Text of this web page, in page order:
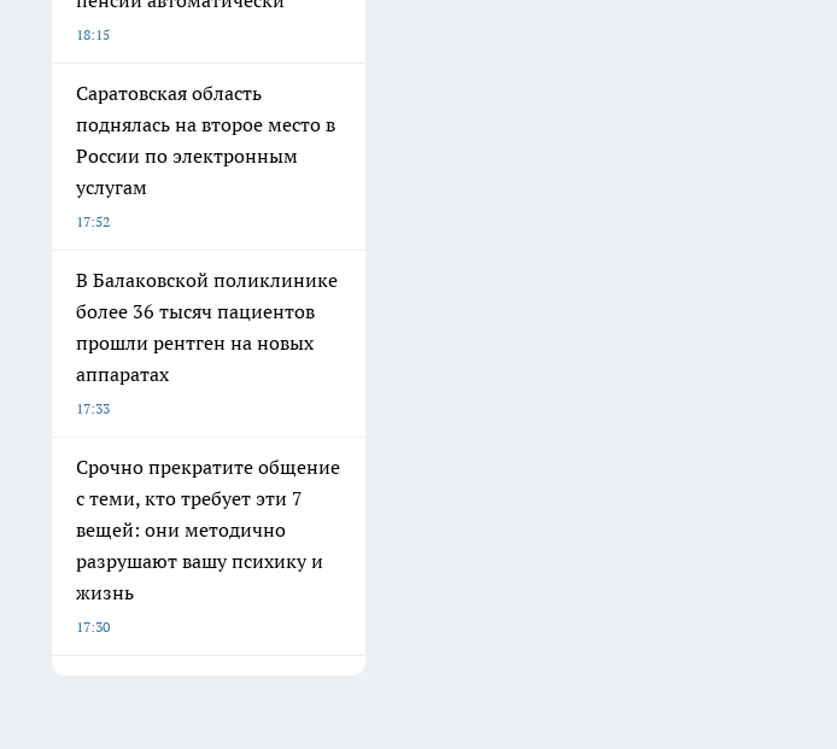
18:15
Саратовская область
поднялась на второе место в
России по электронным
услугам
17:52
В Балаковской поликлинике
более 36 тысяч пациентов
прошли рентген на новых
аппаратах
17:33
Срочно прекратите общение
с теми, кто требует эти 7
вещей: они методично
разрушают вашу психику и
жизнь
17:30